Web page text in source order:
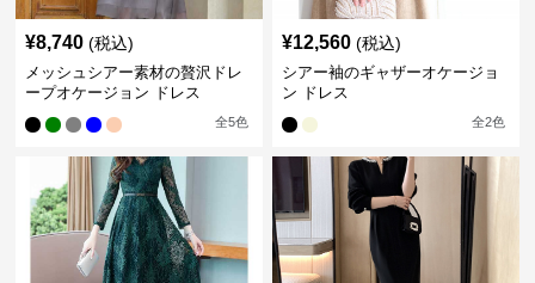
¥8,740 (税込)
メッシュシアー素材の贅沢ドレ
ープオケージョン ドレス
全5色
¥12,560 (税込)
シアー袖のギャザーオケージョ
ン ドレス
全2色